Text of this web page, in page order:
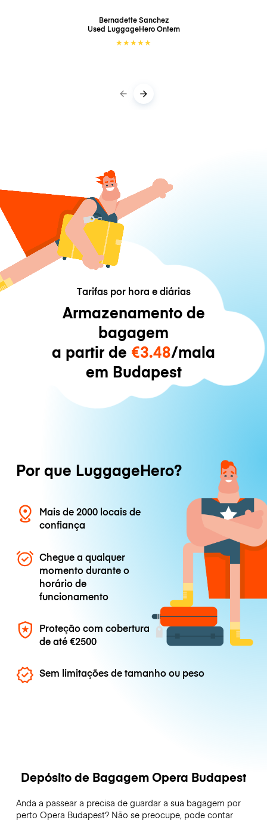
Bernadette Sanchez
Used LuggageHeroOntem
★★★★★
Tarifas por hora e diárias
Armazenamento de
bagagem
a partir de €3.48/mala
em Budapest
Por que LuggageHero?
Mais de 2000 locais de
confiança
Chegue a qualquer
momento durante o
horário de
funcionamento
Proteção com cobertura
de até€2500
Sem limitações de tamanho ou peso
Depósito de Bagagem Opera Budapest
Anda a passear a precisa de guardar a sua bagagem por
perto Opera Budapest? Não se preocupe, pode contar